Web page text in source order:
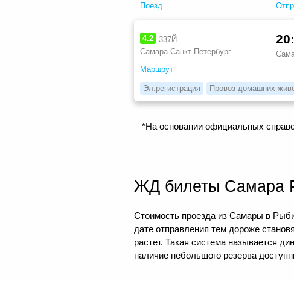
Поезд
4.2 337Й
Самара-Санкт-Петербург
Маршрут
Эл.регистрация Провоз домашних
*На основании официальных
ЖД билеты Самара
Стоимость проезда из Самары в
дате отправления тем дороже
растет. Такая система называется
наличие небольшого резерва